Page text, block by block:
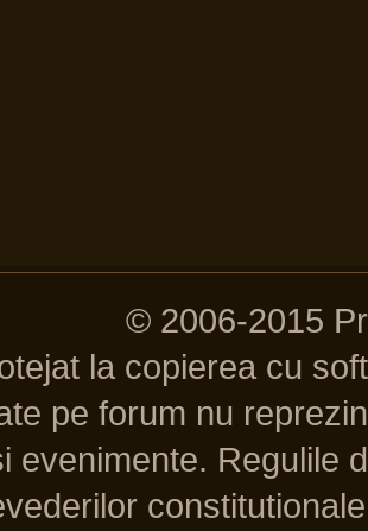
© 2006-2015
la copierea cu
pe forum nu
evenimente. Regulile